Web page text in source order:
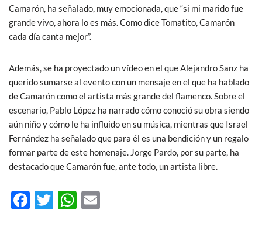
Camarón, ha señalado, muy emocionada, que “si mi marido fue
grande vivo, ahora lo es más. Como dice Tomatito, Camarón
cada día canta mejor”.
Además, se ha proyectado un vídeo en el que Alejandro Sanz ha
querido sumarse al evento con un mensaje en el que ha hablado
de Camarón como el artista más grande del flamenco. Sobre el
escenario, Pablo López ha narrado cómo conoció su obra siendo
aún niño y cómo le ha influido en su música, mientras que Israel
Fernández ha señalado que para él es una bendición y un regalo
formar parte de este homenaje. Jorge Pardo, por su parte, ha
destacado que Camarón fue, ante todo, un artista libre.
F
T
W